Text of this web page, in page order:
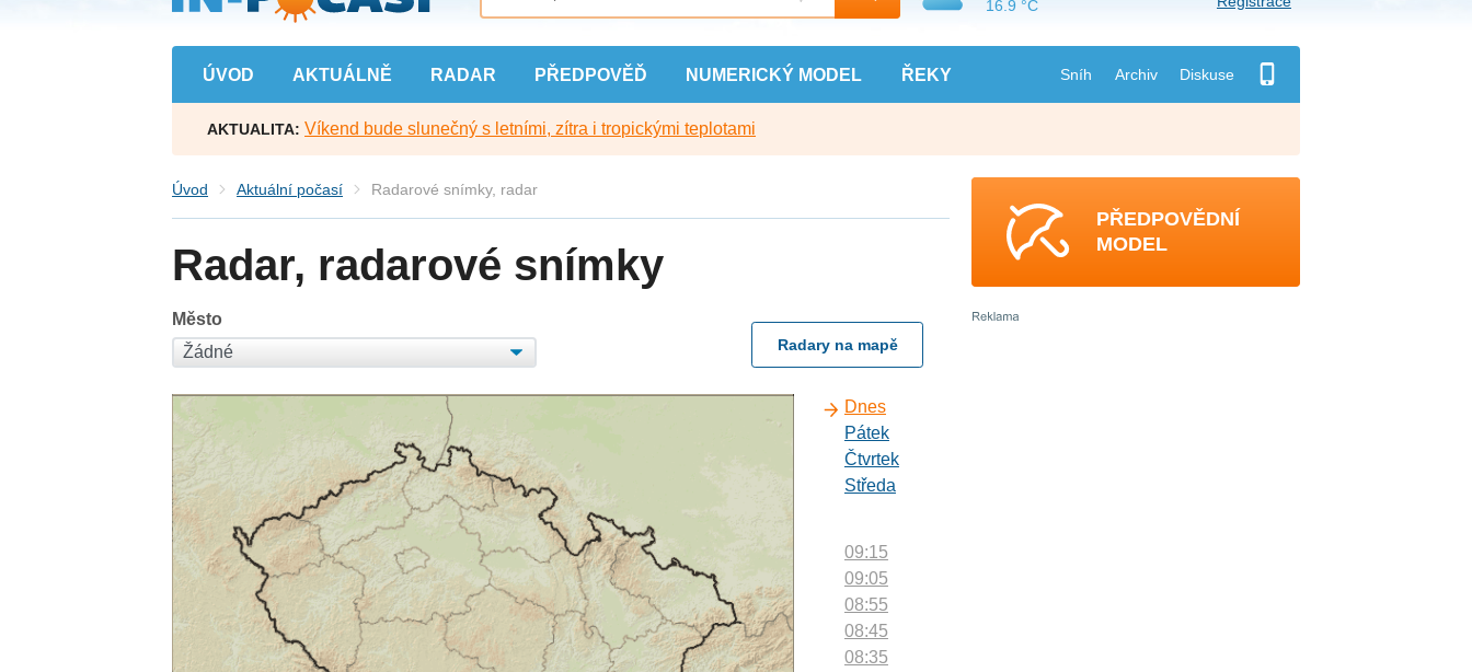
ÚVOD AKTUÁLNĚ RADAR PŘEDPOVĚĎ NUMERICKÝ MODEL ŘEKY Sníh Archiv Diskuse
16.9 °C
AKTUALITA: Víkend bude slunečný s letními, zítra i tropickými teplotami
Úvod Aktuální počasí Radarové snímky, radar
Radar, radarové snímky
Město
Radary na mapě
Dnes
Pátek
Čtvrtek
Středa
09:15
09:05
08:55
08:45
08:35
PŘEDPOVĚDNÍ
MODEL